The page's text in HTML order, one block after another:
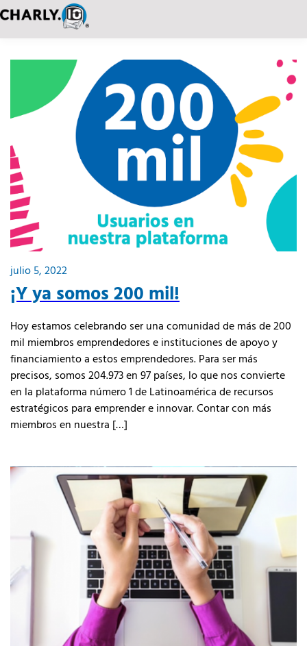
julio 5, 2022
¡Y ya somos 200 mil!
Hoy estamos celebrando ser una comunidad de más de 200
mil miembros emprendedores e instituciones de apoyo y
financiamiento a estos emprendedores. Para ser más
precisos, somos 204.973 en 97 países, lo que nos convierte
en la plataforma número 1 de Latinoamérica de recursos
estratégicos para emprender e innovar. Contar con más
miembros en nuestra […]